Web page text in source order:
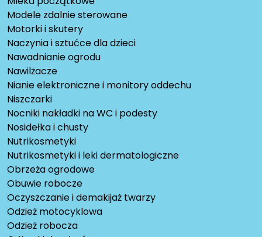
Modele zdalnie sterowane
Motorki i skutery
Naczynia i sztućce dla dzieci
Nawadnianie ogrodu
Nawilżacze
Nianie elektroniczne i monitory oddechu
Niszczarki
Nocniki nakładki na WC i podesty
Nosidełka i chusty
Nutrikosmetyki
Nutrikosmetyki i leki dermatologiczne
Obrzeża ogrodowe
Obuwie robocze
Oczyszczanie i demakijaż twarzy
Odzież motocyklowa
Odzież robocza